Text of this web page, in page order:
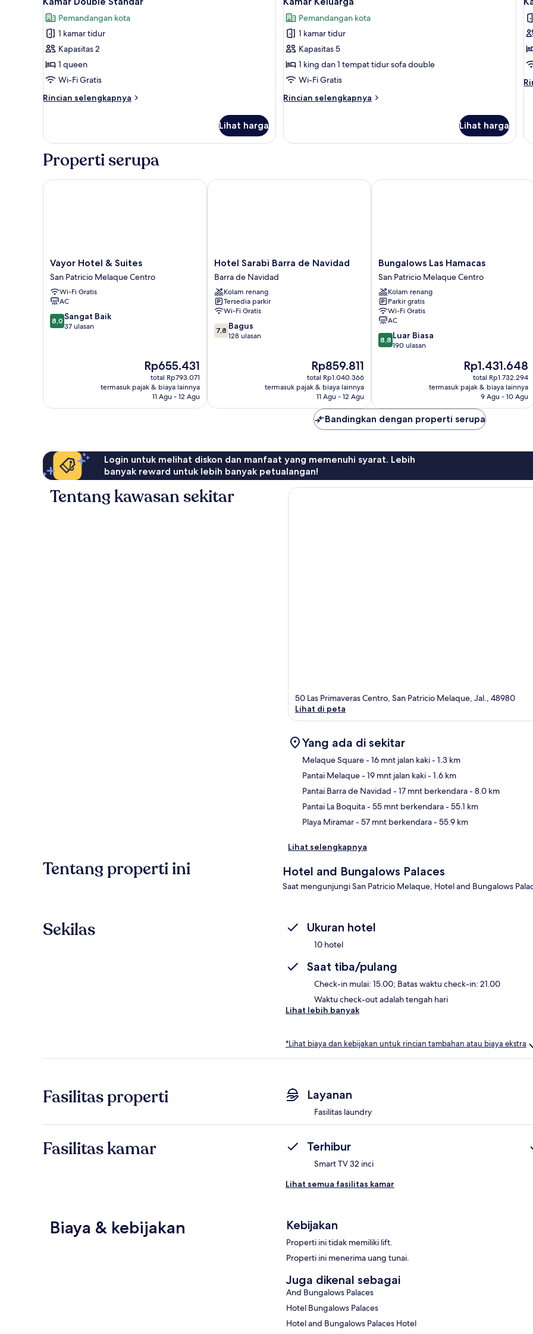
kamar
semua
foto
untuk
Kamar
Double
Standar
Pemandangan kota
1 kamar tidur
Kapasitas 2
1 queen
Wi-Fi Gratis
Rincian selengkapnya
Rincian
Kamar
Standar
Lihat harga
semua
foto
untuk
Kamar
Keluarga
Pemandangan kota
1 kamar tidur
Kapasitas 5
1 king dan 1 tempat tidur sofa double
Wi-Fi Gratis
Rincian selengkapnya
Rincian
Kamar
Lihat harga
Properti serupa
Vayor
Hotel
&
Suites
San
Patricio
Melaque
Vayor Hotel & Suites
San Patricio Melaque Centro
Wi-Fi Gratis
AC
8.0
dari
8,0 Sangat Baik
37 ulasan
Harga
sekarang
Rp655.431
Rp655.431
total Rp793.071
termasuk pajak & biaya lainnya
11 Agu - 12 Agu
Vayor Hotel & Suites
Hotel
Sarabi
Barra
de
Navidad
Barra
de
Navidad
Hotel Sarabi Barra de Navidad
Barra de Navidad
Kolam renang
Tersedia parkir
Wi-Fi Gratis
7.8
dari
7,8 Bagus
128 ulasan
Harga
sekarang
Rp859.811
Rp859.811
total Rp1.040.366
termasuk pajak & biaya lainnya
11 Agu - 12 Agu
Hotel Sarabi Barra de Navidad
Bungalows
Las
Hamacas
San
Patricio
Melaque
Centro
Bungalows Las Hamacas
San Patricio Melaque Centro
Kolam renang
Parkir gratis
Wi-Fi Gratis
AC
8.8
dari
8,8 Luar Biasa
190 ulasan
Harga
sekarang
Rp1.431.648
Rp1.431.648
total Rp1.732.294
termasuk pajak & biaya lainnya
9 Agu - 10 Agu
Bungalows Las Hamacas
Bandingkan dengan properti serupa
Login untuk melihat diskon dan manfaat yang memenuhi syarat. Lebih
banyak reward untuk lebih banyak petualangan!
Tentang kawasan sekitar
50 Las Primaveras Centro, San Patricio Melaque, Jal., 48980
Lihat di peta
Yang ada di sekitar
Melaque Square- 16 mnt jalan kaki- 1.3 km
Pantai Melaque- 19 mnt jalan kaki- 1.6 km
Pantai Barra de Navidad - 17 mnt berkendara- 8.0 km
Pantai La Boquita- 55 mnt berkendara- 55.1 km
Playa Miramar- 57 mnt berkendara- 55.9 km
Lihat selengkapnya
Tentang properti ini Hotel and Bungalows Palaces
Saat mengunjungi San Patricio Melaque, Hotel and Bungalows
Sekilas Ukuran hotel
10 hotel
Saat tiba/pulang
Check-in mulai: 15.00; Batas waktu check-in: 21.00
Waktu check-out adalah tengah hari
Lihat lebih banyak
*Lihat biaya dan kebijakan untuk rincian tambahan atau biaya ekstra
Fasilitas properti Layanan
Fasilitas laundry
Fasilitas kamar Terhibur
Smart TV 32 inci
Lihat semua fasilitas kamar
Biaya & kebijakan Kebijakan
Properti ini tidak memiliki lift.
Properti ini menerima uang tunai.
Juga dikenal sebagai
And Bungalows Palaces
Hotel Bungalows Palaces
Hotel and Bungalows Palaces Hotel